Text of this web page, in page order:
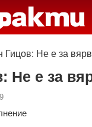
Гицов: Не е за
Не е за